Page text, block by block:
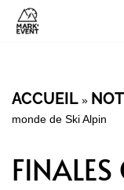
ACCUEIL »
monde de Ski Alpin